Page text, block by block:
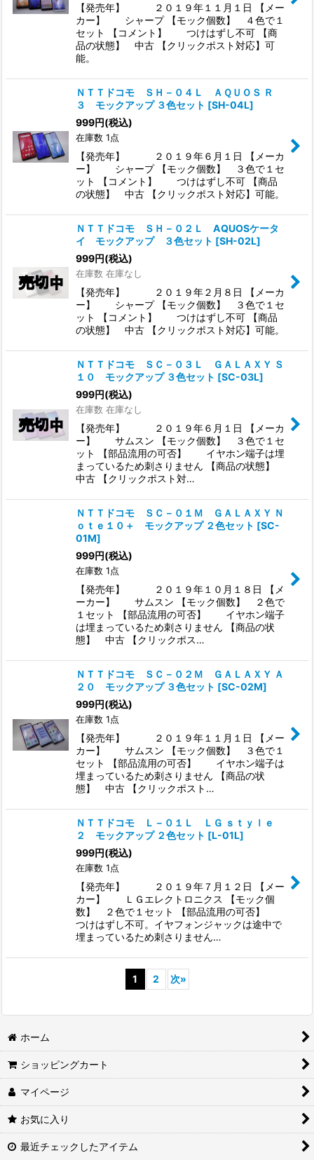
【発売年】 ２０１９年１１月１日 【メー
カー】 シャープ 【モック個数】 ４色で１
セット 【コメント】 つけはずし不可 【商
品の状態】 中古 【クリックポスト対応】可
能。
ＮＴＴドコモ ＳＨ－０４Ｌ ＡＱＵＯＳ Ｒ
３ モックアップ ３色セット [SH-04L]
999円(税込)
在庫数 1点
【発売年】 ２０１９年６月１日 【メーカ
ー】 シャープ 【モック個数】 ３色で１セ
ット 【コメント】 つけはずし不可 【商品
の状態】 中古 【クリックポスト対応】可能。
ＮＴＴドコモ ＳＨ－０２Ｌ AQUOSケータ
イ モックアップ ３色セット [SH-02L]
999円(税込)
在庫数 在庫なし
【発売年】 ２０１９年２月８日 【メーカ
ー】 シャープ 【モック個数】 ３色で１セ
ット 【コメント】 つけはずし不可 【商品
の状態】 中古 【クリックポスト対応】可能。
ＮＴＴドコモ ＳＣ－０３Ｌ ＧＡＬＡＸＹ Ｓ
１０ モックアップ ３色セット [SC-03L]
999円(税込)
在庫数 在庫なし
【発売年】 ２０１９年６月１日 【メーカ
ー】 サムスン 【モック個数】 ３色で１セ
ット 【部品流用の可否】 イヤホン端子は埋
まっているため刺さりません 【商品の状態】
中古 【クリックポスト対…
ＮＴＴドコモ ＳＣ－０１Ｍ ＧＡＬＡＸＹ Ｎ
ｏｔｅ１０＋ モックアップ ２色セット [SC-
01M]
999円(税込)
在庫数 1点
【発売年】 ２０１９年１０月１８日 【メ
ーカー】 サムスン 【モック個数】 ２色で
１セット 【部品流用の可否】 イヤホン端子
は埋まっているため刺さりません 【商品の状
態】 中古 【クリックポス…
ＮＴＴドコモ ＳＣ－０２Ｍ ＧＡＬＡＸＹ Ａ
２０ モックアップ ３色セット [SC-02M]
999円(税込)
在庫数 1点
【発売年】 ２０１９年１１月１日 【メー
カー】 サムスン 【モック個数】 ３色で１
セット 【部品流用の可否】 イヤホン端子は
埋まっているため刺さりません 【商品の状
態】 中古 【クリックポスト…
ＮＴＴドコモ Ｌ－０１Ｌ ＬＧ ｓｔｙｌｅ
２ モックアップ ２色セット [L-01L]
999円(税込)
在庫数 1点
【発売年】 ２０１９年７月１２日 【メー
カー】 ＬＧエレクトロニクス 【モック個
数】 ２色で１セット 【部品流用の可否】
つけはずし不可。イヤフォンジャックは途中で
埋まっているため刺さりません…
1 2 次»
ホーム
ショッピングカート
マイページ
お気に入り
最近チェックしたアイテム